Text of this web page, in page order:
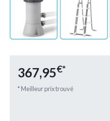
367,95€*
* Meilleur prix trouvé